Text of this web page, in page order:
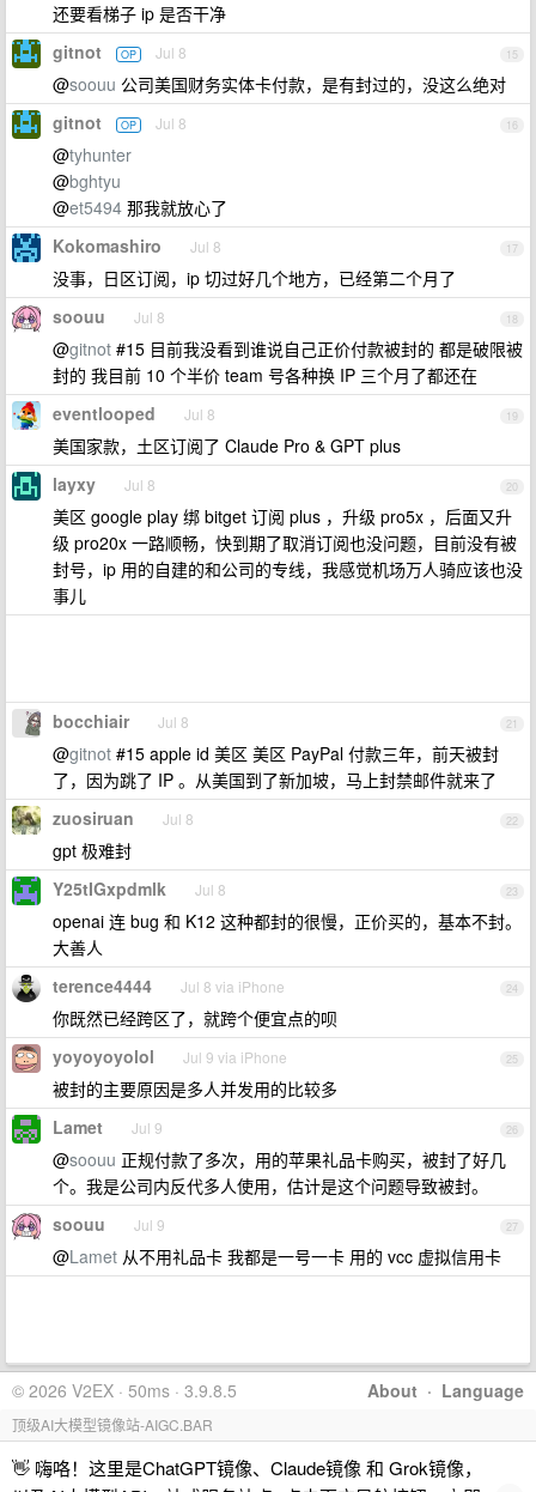
还要看梯子 ip 是否干净
15
gitnot OP Jul 8
@soouu 公司美国财务实体卡付款，是有封过的，没这么绝对
16
gitnot OP Jul 8
@tyhunter
@bghtyu
@et5494 那我就放心了
17
Kokomashiro Jul 8
没事，日区订阅，ip 切过好几个地方，已经第二个月了
18
soouu Jul 8
@gitnot #15 目前我没看到谁说自己正价付款被封的 都是破限被
封的 我目前 10 个半价 team 号各种换 IP 三个月了都还在
19
eventlooped Jul 8
美国家款，土区订阅了 Claude Pro & GPT plus
20
layxy Jul 8
美区 google play 绑 bitget 订阅 plus ，升级 pro5x ，后面又升
级 pro20x 一路顺畅，快到期了取消订阅也没问题，目前没有被
封号，ip 用的自建的和公司的专线，我感觉机场万人骑应该也没
事儿
21
bocchiair Jul 8
@gitnot #15 apple id 美区 美区 PayPal 付款三年，前天被封
了，因为跳了 IP 。从美国到了新加坡，马上封禁邮件就来了
22
zuosiruan Jul 8
gpt 极难封
23
Y25tIGxpdmlk Jul 8
openai 连 bug 和 K12 这种都封的很慢，正价买的，基本不封。
大善人
24
terence4444 Jul 8 via iPhone
你既然已经跨区了，就跨个便宜点的呗
25
yoyoyoyolol Jul 9 via iPhone
被封的主要原因是多人并发用的比较多
26
Lamet Jul 9
@soouu 正规付款了多次，用的苹果礼品卡购买，被封了好几
个。我是公司内反代多人使用，估计是这个问题导致被封。
27
soouu Jul 9
@Lamet 从不用礼品卡 我都是一号一卡 用的 vcc 虚拟信用卡
About · Language
© 2026 V2EX · 50ms · 3.9.8.5
顶级AI大模型镜像站-AIGC.BAR
👋 嗨咯！这里是ChatGPT镜像、Claude镜像 和 Grok镜像，